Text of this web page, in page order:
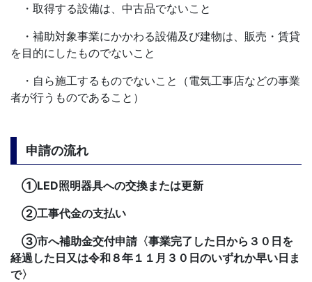
・取得する設備は、中古品でないこと
・補助対象事業にかかわる設備及び建物は、販売・賃貸
を目的にしたものでないこと
・自ら施工するものでないこと（電気工事店などの事業
者が行うものであること）
申請の流れ
①LED照明器具への交換または更新
②工事代金の支払い
③市へ補助金交付申請〈事業完了した日から３０日を
経過した日又は令和８年１１月３０日のいずれか早い日ま
で〉